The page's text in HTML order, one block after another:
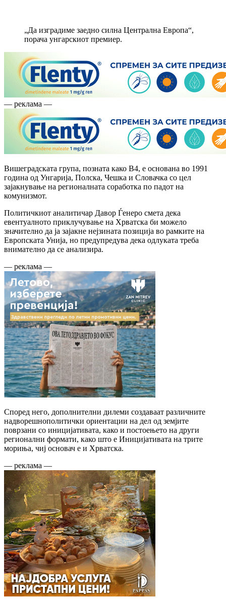
„Да изградиме заедно силна Централна Европа“,
порача унгарскиот премиер.
— реклама —
Вишеградската група, позната како В4, е основана во 1991
година од Унгарија, Полска, Чешка и Словачка со цел
зајакнување на регионалната соработка по падот на
комунизмот.
Политичкиот аналитичар Давор Ѓенеро смета дека
евентуалното приклучување на Хрватска би можело
значително да ја зајакне нејзината позиција во рамките на
Европската Унија, но предупредува дека одлуката треба
внимателно да се анализира.
— реклама —
Според него, дополнителни дилеми создаваат различните
надворешнополитички ориентации на дел од земјите
поврзани со иницијативата, како и постоењето на други
регионални формати, како што е Иницијативата на трите
мориња, чиј основач е и Хрватска.
— реклама —